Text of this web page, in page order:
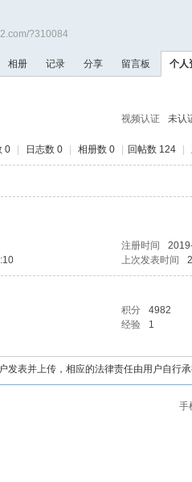
?310084
相册 记录 分享 留言板 个人
视频认证 未认
0 日志数 0 相册数 0 回帖数 124
注册时间
上次发表时间
积分 4982
经验 1
发表并上传，相应的法律责任由用户自行
手